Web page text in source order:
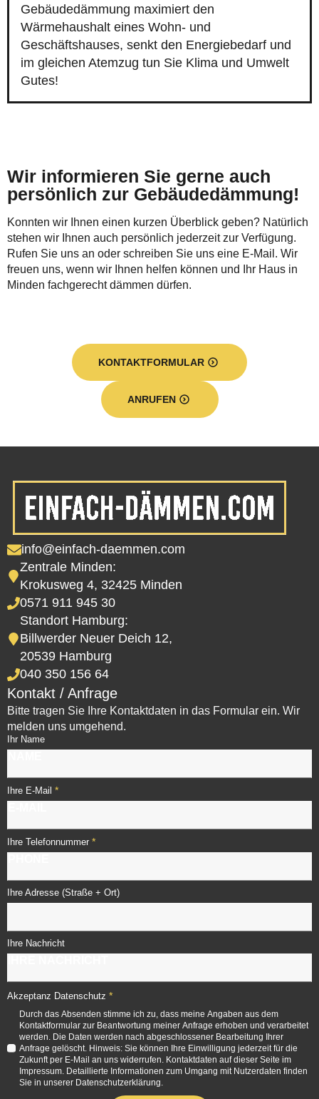
Gebäudedämmung maximiert den
Wärmehaushalt eines Wohn- und
Geschäftshauses, senkt den Energiebedarf und
im gleichen Atemzug tun Sie Klima und Umwelt
Gutes!
Wir informieren Sie gerne auch
persönlich zur Gebäudedämmung!
Konnten wir Ihnen einen kurzen Überblick geben? Natürlich
stehen wir Ihnen auch persönlich jederzeit zur Verfügung.
Rufen Sie uns an oder schreiben Sie uns eine E-Mail. Wir
freuen uns, wenn wir Ihnen helfen können und Ihr Haus in
Minden fachgerecht dämmen dürfen.
KONTAKTFORMULAR
ANRUFEN
info@einfach-daemmen.com
Zentrale Minden:
Krokusweg 4, 32425 Minden
0571 911 945 30
Standort Hamburg:
Billwerder Neuer Deich 12,
20539 Hamburg
040 350 156 64
Kontakt / Anfrage
Bitte tragen Sie Ihre Kontaktdaten in das Formular ein. Wir
melden uns umgehend.
Ihr Name
Ihre E-Mail *
Ihre Telefonnummer *
Ihre Adresse (Straße + Ort)
Ihre Nachricht
Akzeptanz Datenschutz *
Durch das Absenden stimme ich zu, dass meine Angaben aus dem
Kontaktformular zur Beantwortung meiner Anfrage erhoben und verarbeitet
werden. Die Daten werden nach abgeschlossener Bearbeitung Ihrer
Anfrage gelöscht. Hinweis: Sie können Ihre Einwilligung jederzeit für die
Zukunft per E-Mail an uns widerrufen. Kontaktdaten auf dieser Seite im
Impressum. Detaillierte Informationen zum Umgang mit Nutzerdaten finden
Sie in unserer Datenschutzerklärung.